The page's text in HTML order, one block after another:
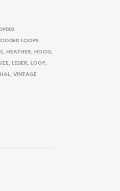
LOOPS
, HEATHER, HOOD,
, LEDER, LOOP,
, VINTAGE